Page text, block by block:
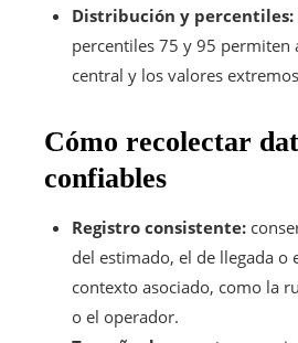
Distribución y percentiles:
percentiles 75 y 95 permiten
central y los valores
Cómo recolectar
confiables
Registro consistente:
del estimado, el de llegada o
contexto asociado, como la
o el operador.